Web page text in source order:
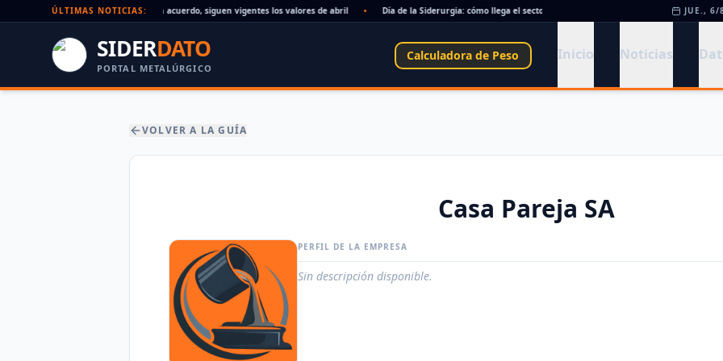
ÚLTIMAS NOTICIAS:
Paritaria UOM agosto 2026: sin acuerdo, siguen vigentes los valores de abril Día de la Siderurgia: cómo llega el sector al aniversario 78 del legado de Savio •
JUE., 6/
SIDERDATO
PORTAL METALÚRGICO
Calculadora de Peso Inicio Noticias
VOLVER A LA GUÍA
Casa Pareja SA
PERFIL DE LA EMPRESA
Sin descripción disponible.